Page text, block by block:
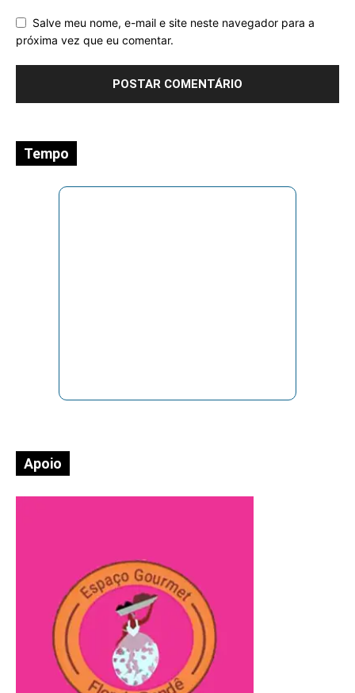
Salve meu nome, e-mail e site neste navegador para a
próxima vez que eu comentar.
Tempo
Apoio